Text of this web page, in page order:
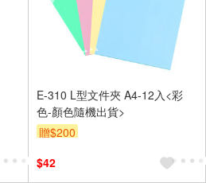
E-310 L型文件夾 A4-12入<彩
色-顏色隨機出貨>
贈$200
$42